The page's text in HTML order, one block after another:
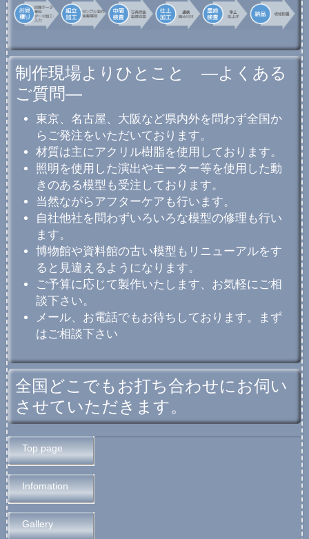
制作現場よりひとこと ―よくある
ご質問―
東京、名古屋、大阪など県内外を問わず全国か
らご発注をいただいております。
材質は主にアクリル樹脂を使用しております。
照明を使用した演出やモーター等を使用した動
きのある模型も受注しております。
当然ながらアフターケアも行います。
自社他社を問わずいろいろな模型の修理も行い
ます。
博物館や資料館の古い模型もリニューアルをす
ると見違えるようになります。
ご予算に応じて製作いたします、お気軽にご相
談下さい。
メール、お電話でもお待ちしております。まず
はご相談下さい
全国どこでもお打ち合わせにお伺い
させていただきます。
Top page
Infomation
Gallery